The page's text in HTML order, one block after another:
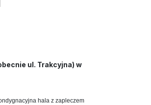
ul. Trakcyjna) w
hala z zapleczem